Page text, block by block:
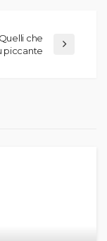
che
piccante